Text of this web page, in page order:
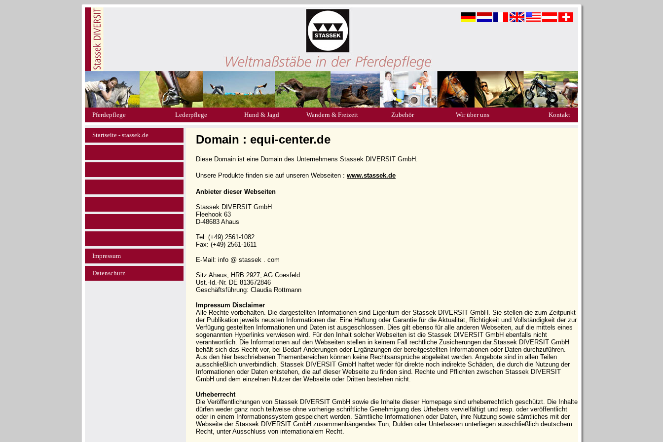
Pferdepflege Lederpflege Hund & Jagd Wandern & Freizeit Zubehör Wir über uns Kontakt
Startseite - stassek.de
Impressum
Datenschutz
Domain : equi-center.de
Diese Domain ist eine Domain des Unternehmens Stassek DIVERSIT GmbH.
Unsere Produkte finden sie auf unseren Webseiten : www.stassek.de
Anbieter dieser Webseiten
Stassek DIVERSIT GmbH
Fleehook 63
D-48683 Ahaus
Tel: (+49) 2561-1082
Fax: (+49) 2561-1611
E-Mail: info @ stassek . com
Sitz Ahaus, HRB 2927, AG Coesfeld
Ust.-Id.-Nr. DE 813672846
Geschäftsführung: Claudia Rottmann
Impressum Disclaimer
Alle Rechte vorbehalten. Die dargestellten Informationen sind Eigentum der Stassek DIVERSIT GmbH. Sie stellen die zum Zeitpunkt
der Publikation jeweils neusten Informationen dar. Eine Haftung oder Garantie für die Aktualität, Richtigkeit und Vollständigkeit der zur
Verfügung gestellten Informationen und Daten ist ausgeschlossen. Dies gilt ebenso für alle anderen Webseiten, auf die mittels eines
sogenannten Hyperlinks verwiesen wird. Für den Inhalt solcher Webseiten ist die Stassek DIVERSIT GmbH ebenfalls nicht
verantwortlich. Die Informationen auf den Webseiten stellen in keinem Fall rechtliche Zusicherungen dar.Stassek DIVERSIT GmbH
behält sich das Recht vor, bei Bedarf Änderungen oder Ergänzungen der bereitgestellten Informationen oder Daten durchzuführen.
Aus den hier beschriebenen Themenbereichen können keine Rechtsansprüche abgeleitet werden. Angebote sind in allen Teilen
ausschließlich unverbindlich. Stassek DIVERSIT GmbH haftet weder für direkte noch indirekte Schäden, die durch die Nutzung der
Informationen oder Daten entstehen, die auf dieser Webseite zu finden sind. Rechte und Pflichten zwischen Stassek DIVERSIT
GmbH und dem einzelnen Nutzer der Webseite oder Dritten bestehen nicht.
Urheberrecht
Die Veröffentlichungen von Stassek DIVERSIT GmbH sowie die Inhalte dieser Homepage sind urheberrechtlich geschützt. Die Inhalte
dürfen weder ganz noch teilweise ohne vorherige schriftliche Genehmigung des Urhebers vervielfältigt und resp. oder veröffentlicht
oder in einem Informationssystem gespeichert werden. Sämtliche Informationen oder Daten, ihre Nutzung sowie sämtliches mit der
Webseite der Stassek DIVERSIT GmbH zusammenhängendes Tun, Dulden oder Unterlassen unterliegen ausschließlich deutschem
Recht, unter Ausschluss von internationalem Recht.